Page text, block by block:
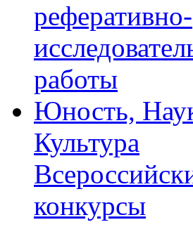
реферативно-
работы
Юность,
Культура
конкурсы